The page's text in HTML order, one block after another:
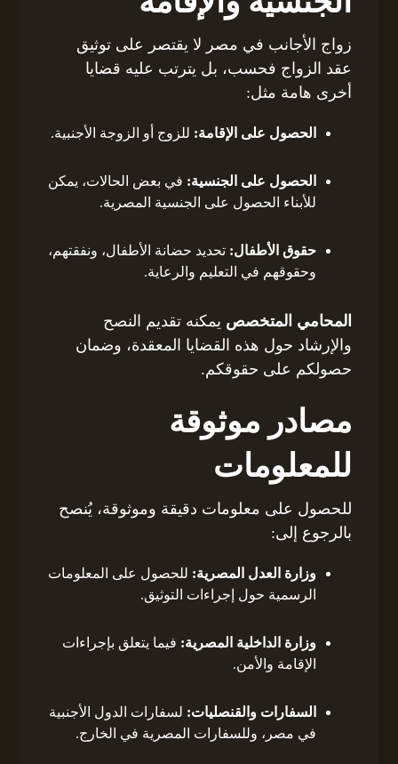
زواج الأجانب في مصر لا يقتصر على توثيق
عقد الزواج فحسب، بل يترتب عليه قضايا
أخرى هامة مثل:
الحصول على الإقامة: للزوج أو الزوجة الأجنبية.
الحصول على الجنسية: في بعض الحالات، يمكن
للأبناء الحصول على الجنسية المصرية.
حقوق الأطفال: تحديد حضانة الأطفال، ونفقتهم،
وحقوقهم في التعليم والرعاية.
المحامي المتخصص يمكنه تقديم النصح
والإرشاد حول هذه القضايا المعقدة، وضمان
حصولكم على حقوقكم.
مصادر موثوقة
للمعلومات
للحصول على معلومات دقيقة وموثوقة، يُنصح
بالرجوع إلى:
وزارة العدل المصرية: للحصول على المعلومات
الرسمية حول إجراءات التوثيق.
وزارة الداخلية المصرية: فيما يتعلق بإجراءات
الإقامة والأمن.
السفارات والقنصليات: لسفارات الدول الأجنبية
في مصر، وللسفارات المصرية في الخارج.